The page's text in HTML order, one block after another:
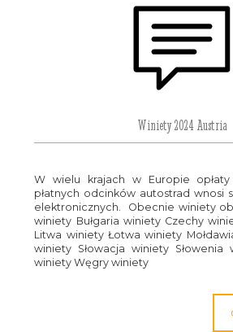
Winiety 2024 Austria
W wielu krajach w Europie
płatnych odcinków autostrad wnosi
elektronicznych. Obecnie winiety
winiety Bułgaria winiety Czechy
Litwa winiety Łotwa winiety
winiety Słowacja winiety Słowenia
winiety Węgry winiety